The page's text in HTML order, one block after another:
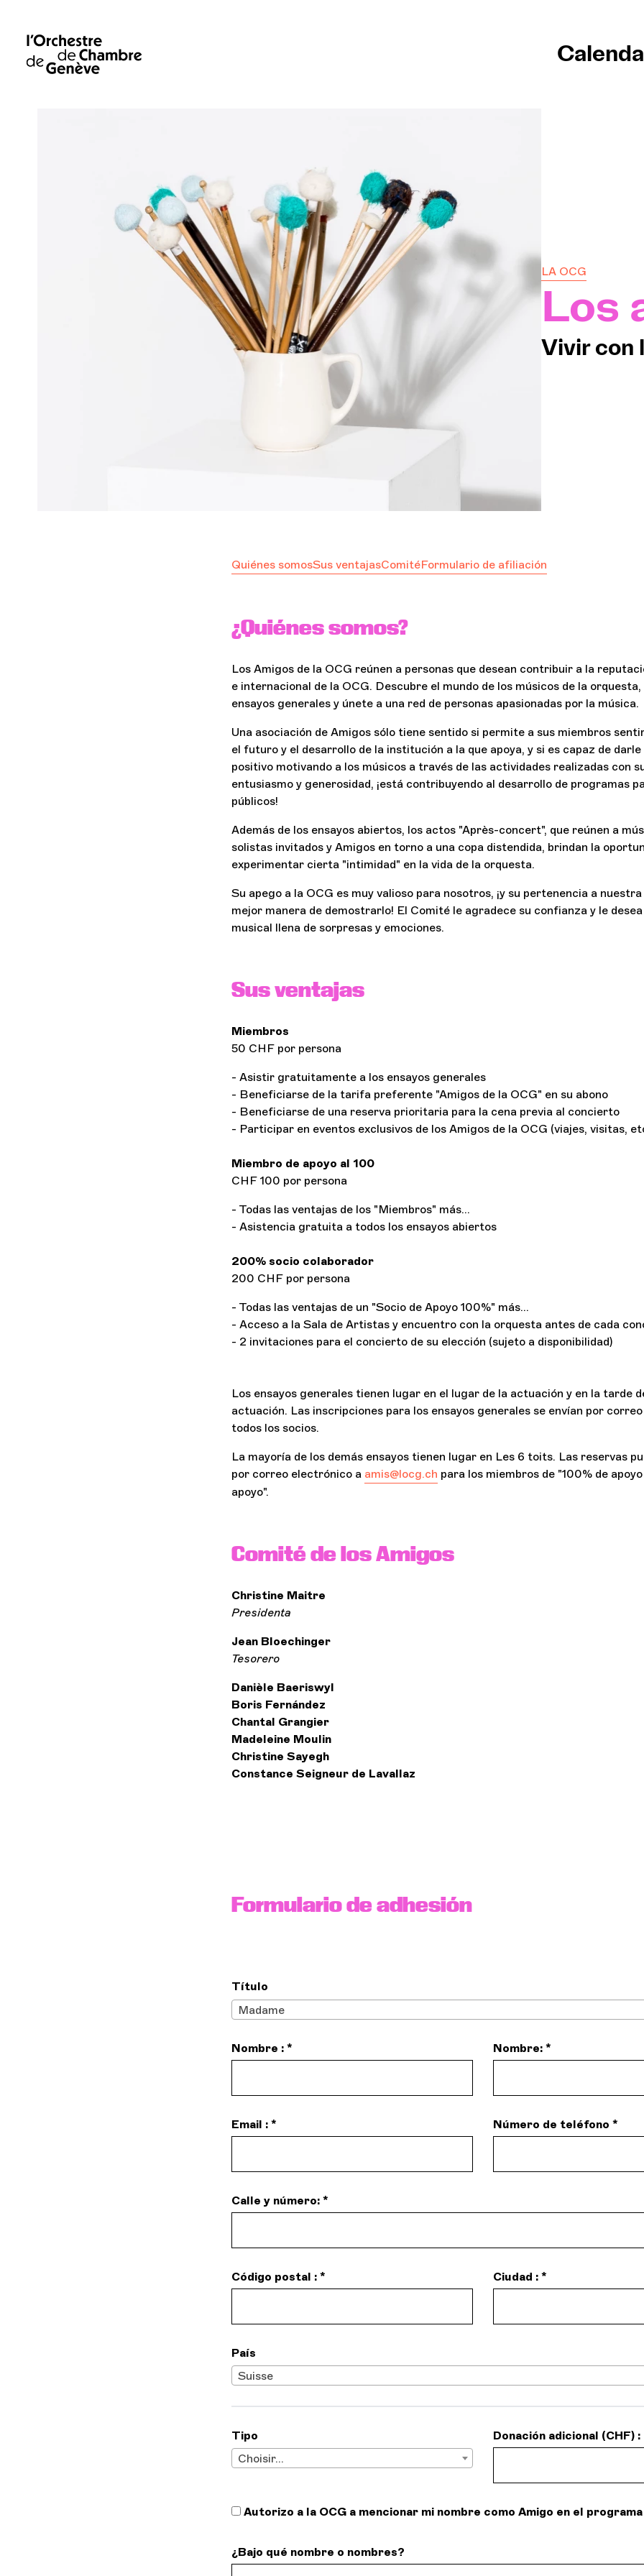
LA OCG
Los
Vivir con
Quiénes somosSus ventajasComitéFormulario de afiliación
¿Quiénes somos?
Los Amigos de la OCG reúnen a personas que desean contribuir a la
e internacional de la OCG. Descubre el mundo de los músicos de la
ensayos generales y únete a una red de personas apasionadas por la música.
Una asociación de Amigos sólo tiene sentido si permite a sus miembros
el futuro y el desarrollo de la institución a la que apoya, y si es capaz de darle
positivo motivando a los músicos a través de las actividades realizadas con
entusiasmo y generosidad, ¡está contribuyendo al desarrollo de programas
públicos!
Además de los ensayos abiertos, los actos "Après-concert", que reúnen a
solistas invitados y Amigos en torno a una copa distendida, brindan la
experimentar cierta "intimidad" en la vida de la orquesta.
Su apego a la OCG es muy valioso para nosotros, ¡y su pertenencia a
mejor manera de demostrarlo! El Comité le agradece su confianza y le
musical llena de sorpresas y emociones.
Sus ventajas
Miembros
50 CHF por persona
- Asistir gratuitamente a los ensayos generales
- Beneficiarse de la tarifa preferente "Amigos de la OCG" en su abono
- Beneficiarse de una reserva prioritaria para la cena previa al concierto
- Participar en eventos exclusivos de los Amigos de la OCG (viajes, visitas,
Miembro de apoyo al 100
CHF 100 por persona
- Todas las ventajas de los "Miembros" más...
- Asistencia gratuita a todos los ensayos abiertos
200% socio colaborador
200 CHF por persona
- Todas las ventajas de un "Socio de Apoyo 100%" más...
- Acceso a la Sala de Artistas y encuentro con la orquesta antes de cada
- 2 invitaciones para el concierto de su elección (sujeto a disponibilidad)
Los ensayos generales tienen lugar en el lugar de la actuación y en la tarde
actuación. Las inscripciones para los ensayos generales se envían por
todos los socios.
La mayoría de los demás ensayos tienen lugar en Les 6 toits. Las reservas
por correo electrónico a amis@locg.ch para los miembros de "100% de
apoyo".
Comité de los Amigos
Christine Maitre
Presidenta
Jean Bloechinger
Tesorero
Danièle Baeriswyl
Boris Fernández
Chantal Grangier
Madeleine Moulin
Christine Sayegh
Constance Seigneur de Lavallaz
Formulario de adhesión
Título
Madame
Nombre : * Nombre: *
Email : * Número de teléfono *
Calle y número: *
Código postal : * Ciudad : *
País
Suisse
Tipo
Choisir...
Donación adicional (CHF) :
Autorizo a la OCG a mencionar mi nombre como Amigo en el
¿Bajo qué nombre o nombres?